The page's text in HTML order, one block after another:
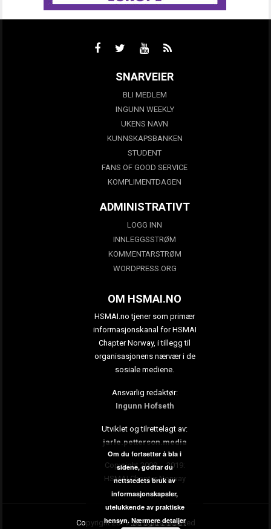
SNARVEIER
BLI MEDLEM
INGUNN WEEKLY
UKENS NAVN
KUNNSKAPSBANKEN
STUDENT
FANS OF GOOD SERVICE
KOMPLIMENTDAGEN
ADMINISTRATIVT
LOGG INN
INNLEGGSSTRØM
KOMMENTARSTRØM
WORDPRESS.ORG
OM HSMAI.NO
HSMAI.no tjener som primær
informasjonskanal for HSMAI
Chapter Norway, i tillegg til
organisasjonens nærvær i de
sosiale mediene.
Ansvarlig redaktør:
Ingunn Hofseth
Utviklet og tilrettelagt av:
jarle.petterson.media
Copyright 2009 – 2019:
HSMAI Chapter Norway
Copyright 2019. All rights reserved
Om du fortsetter å bla i
sidene, godtar du
nettstedets bruk av
informasjonskapsler,
utelukkende av praktiske
hensyn. Nærmere detaljer